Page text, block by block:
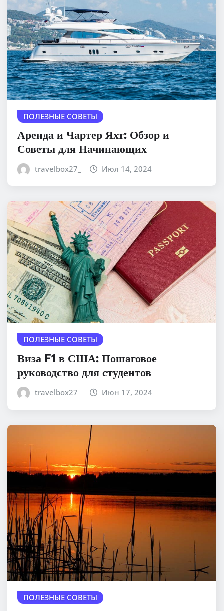
ПОЛЕЗНЫЕ СОВЕТЫ
Аренда и Чартер Яхт: Обзор и
Советы для Начинающих
travelbox27_ Июл 14, 2024
ПОЛЕЗНЫЕ СОВЕТЫ
Виза F1 в США: Пошаговое
руководство для студентов
travelbox27_ Июн 17, 2024
ПОЛЕЗНЫЕ СОВЕТЫ